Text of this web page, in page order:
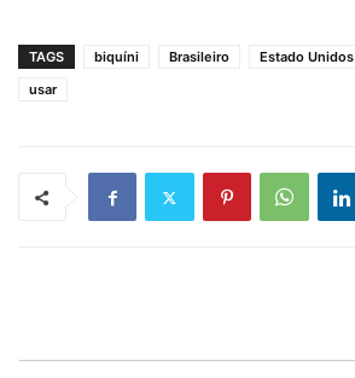
TAGS biquíni Brasileiro Estado Unidos
usar